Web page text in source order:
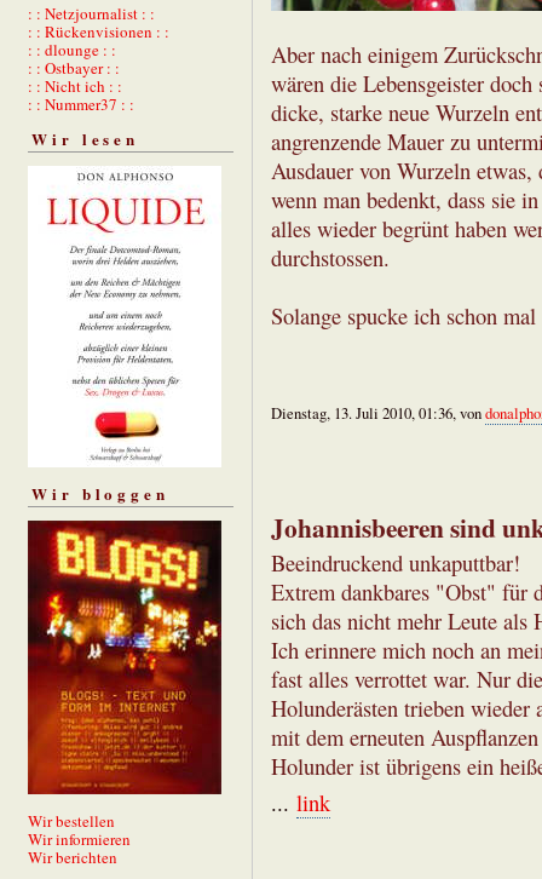
: : Netzjournalist : :
: : Rückenvisionen : :
: : dlounge : :
: : Ostbayer : :
: : Nicht ich : :
: : Nummer37 : :
Wir lesen
Wir bloggen
Wir bestellen
Wir informieren
Wir berichten
Aber nach einigem
wären die Lebensgeister
dicke, starke neue Wurzeln
angrenzende Mauer zu
Ausdauer von Wurzeln
wenn man bedenkt, dass sie
alles wieder begrünt haben
durchstossen.
Solange spucke ich schon
Dienstag, 13. Juli 2010, 01:36, von
Johannisbeeren sind
Beeindruckend unkaputtbar!
Extrem dankbares "Obst" für
sich das nicht mehr Leute als
Ich erinnere mich noch an
fast alles verrottet war. Nur
Holunderästen trieben wieder
mit dem erneuten
Holunder ist übrigens ein
... link